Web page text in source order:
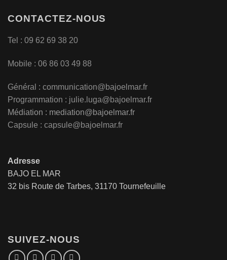
CONTACTEZ-NOUS
Tel : 09 62 69 38 20
Mobile : 06 86 03 49 88
Général : communication@bajoelmar.fr
Programmation : julie.luga@bajoelmar.fr
Médiation : mediation@bajoelmar.fr
Capsule : capsule@bajoelmar.fr
Adresse
BAJO EL MAR
32 bis Route de Tarbes, 31170 Tournefeuille
SUIVEZ-NOUS